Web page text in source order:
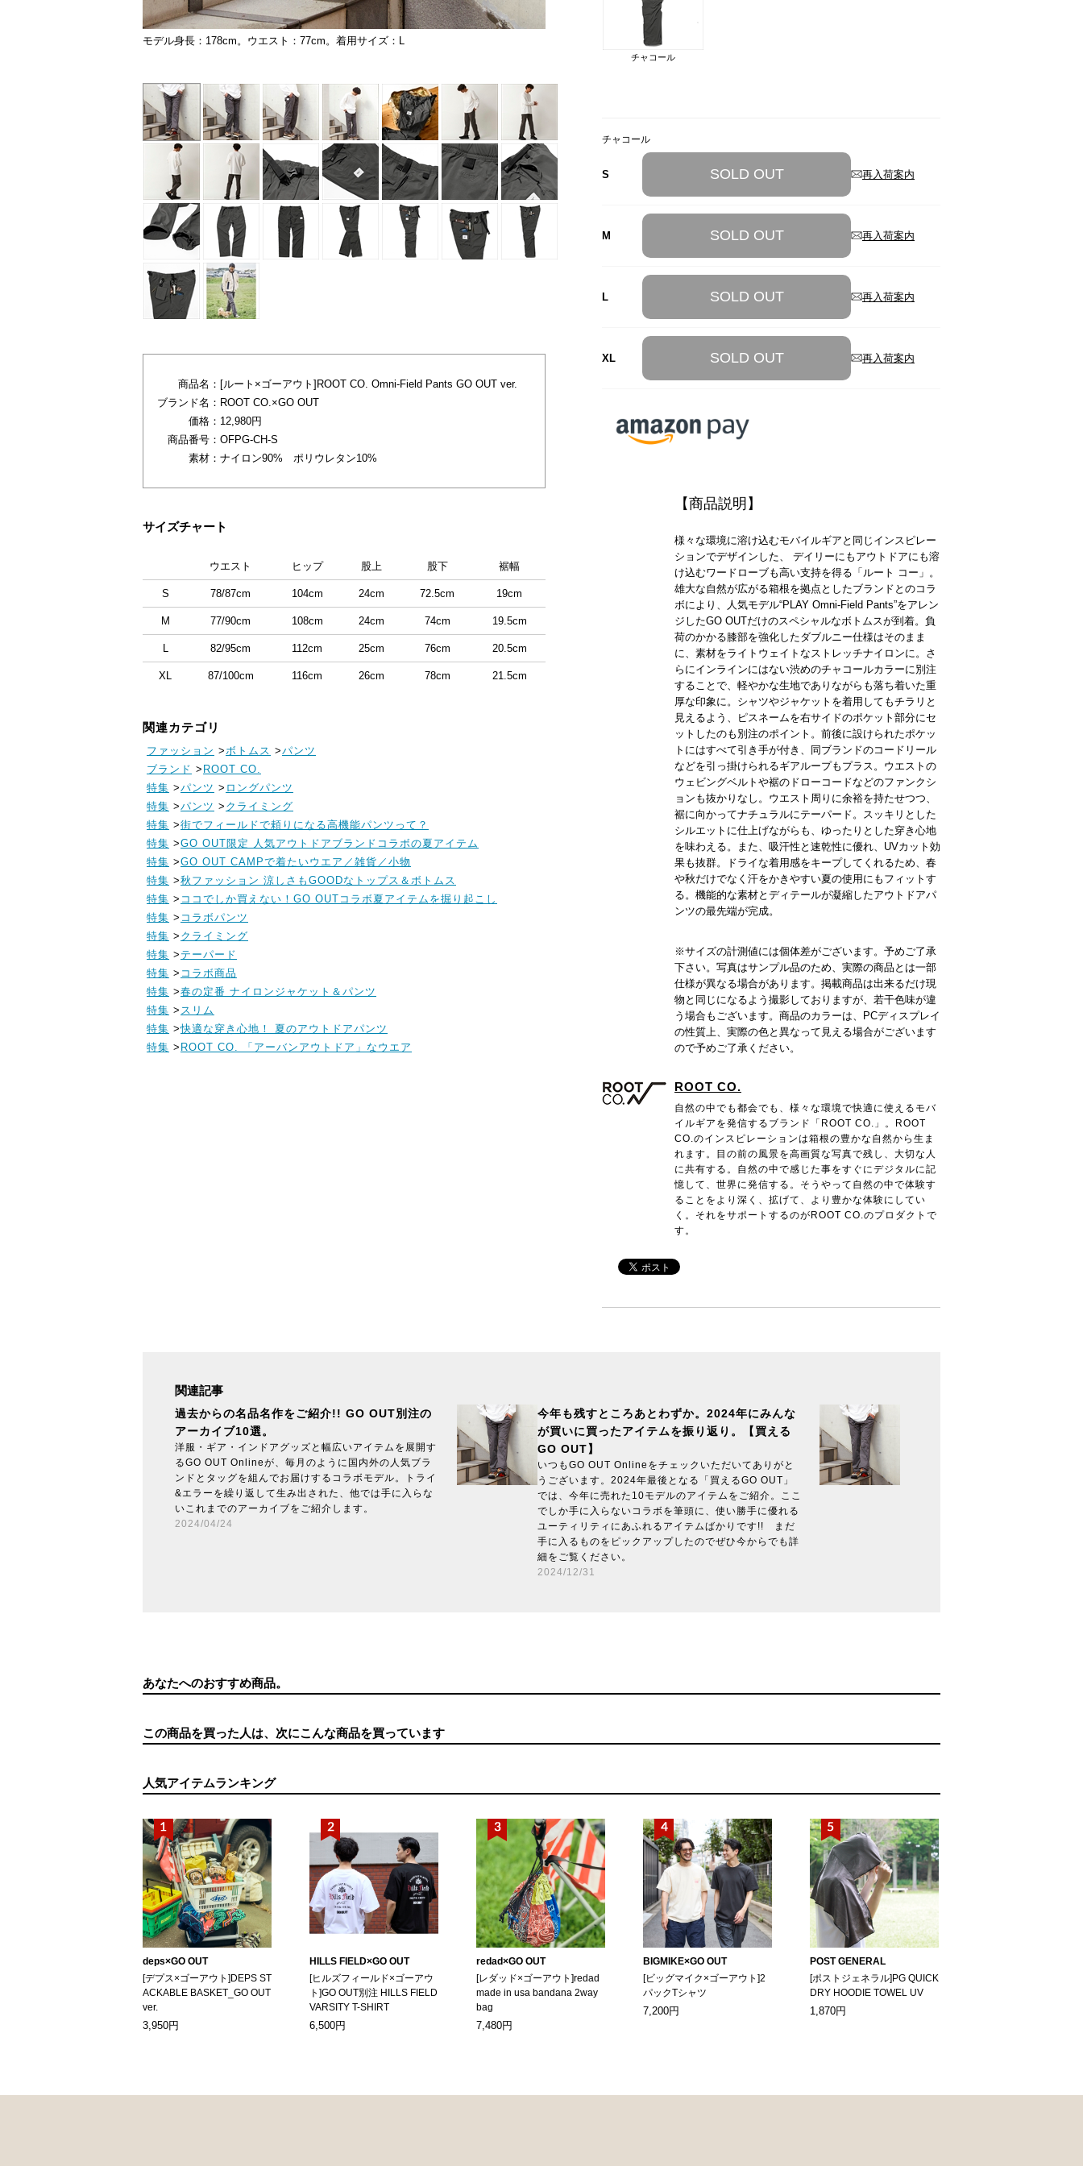
チャコール
チャコール
S SOLD OUT 再入荷案内
M SOLD OUT 再入荷案内
L SOLD OUT 再入荷案内
XL SOLD OUT 再入荷案内
【商品説明】
様々な環境に溶け込むモバイルギアと同じインスピレー
ションでデザインした、 デイリーにもアウトドアにも溶
け込むワードローブも高い支持を得る「ルート コー」。
雄大な自然が広がる箱根を拠点としたブランドとのコラ
ボにより、人気モデル“PLAY Omni-Field Pants”をアレン
ジしたGO OUTだけのスペシャルなボトムスが到着。負
荷のかかる膝部を強化したダブルニー仕様はそのまま
に、素材をライトウェイトなストレッチナイロンに。さ
らにインラインにはない渋めのチャコールカラーに別注
することで、軽やかな生地でありながらも落ち着いた重
厚な印象に。シャツやジャケットを着用してもチラリと
見えるよう、ピスネームを右サイドのポケット部分にセ
ットしたのも別注のポイント。前後に設けられたポケッ
トにはすべて引き手が付き、同ブランドのコードリール
などを引っ掛けられるギアループもプラス。ウエストの
ウェビングベルトや裾のドローコードなどのファンクシ
ョンも抜かりなし。ウエスト周りに余裕を持たせつつ、
裾に向かってナチュラルにテーパード。スッキリとした
シルエットに仕上げながらも、ゆったりとした穿き心地
を味わえる。また、吸汗性と速乾性に優れ、UVカット効
果も抜群。ドライな着用感をキープしてくれるため、春
や秋だけでなく汗をかきやすい夏の使用にもフィットす
る。機能的な素材とディテールが凝縮したアウトドアパ
ンツの最先端が完成。
※サイズの計測値には個体差がございます。予めご了承
下さい。写真はサンプル品のため、実際の商品とは一部
仕様が異なる場合があります。掲載商品は出来るだけ現
物と同じになるよう撮影しておりますが、若干色味が違
う場合もございます。商品のカラーは、PCディスプレイ
の性質上、実際の色と異なって見える場合がございます
ので予めご了承ください。
ROOT CO.
自然の中でも都会でも、様々な環境で快適に使えるモバ
イルギアを発信するブランド「ROOT CO.」。ROOT
CO.のインスピレーションは箱根の豊かな自然から生ま
れます。目の前の風景を高画質な写真で残し、大切な人
に共有する。自然の中で感じた事をすぐにデジタルに記
憶して、世界に発信する。そうやって自然の中で体験す
ることをより深く、拡げて、より豊かな体験にしてい
く。それをサポートするのがROOT CO.のプロダクトで
す。
モデル身長：178cm。ウエスト：77cm。着用サイズ：L モデル身長：178cm。ウエスト：77cm。着用サイズ：L
チャコール
商品名： [ルート×ゴーアウト]ROOT CO. Omni-Field Pants GO OUT ver.
ブランド名： ROOT CO.×GO OUT
価格： 12,980円
商品番号： OFPG-CH-S
素材： ナイロン90% ポリウレタン10%
サイズチャート
ウエスト ヒップ 股上 股下 裾幅
S 78/87cm 104cm 24cm 72.5cm 19cm
M 77/90cm 108cm 24cm 74cm 19.5cm
L 82/95cm 112cm 25cm 76cm 20.5cm
XL 87/100cm 116cm 26cm 78cm 21.5cm
関連カテゴリ
ファッション >ボトムス >パンツ
ブランド > ROOT CO.
特集 >パンツ > ロングパンツ
特集 >パンツ > クライミング
特集 >街でフィールドで頼りになる高機能パンツって？
特集 >GO OUT限定 人気アウトドアブランドコラボの夏アイテム
特集 >GO OUT CAMPで着たいウエア／雑貨／小物
特集 >秋ファッション 涼しさもGOODなトップス＆ボトムス
特集 > ココでしか買えない！GO OUTコラボ夏アイテムを掘り起こし
特集 > コラボパンツ
特集 > クライミング
特集 > テーパード
特集 > コラボ商品
特集 >春の定番 ナイロンジャケット＆パンツ
特集 > スリム
特集 >快適な穿き心地！ 夏のアウトドアパンツ
特集 > ROOT CO. 「アーバンアウトドア」なウエア
関連記事
過去からの名品名作をご紹介!! GO OUT別注の
アーカイブ10選。
洋服・ギア・インドアグッズと幅広いアイテムを展開す
るGO OUT Onlineが、毎月のように国内外の人気ブラ
ンドとタッグを組んでお届けするコラボモデル。トライ
&エラーを繰り返して生み出された、他では手に入らな
いこれまでのアーカイブをご紹介します。
2024/04/24
今年も残すところあとわずか。2024年にみんな
が買いに買ったアイテムを振り返り。【買える
GO OUT】
いつもGO OUT Onlineをチェックいただいてありがと
うございます。2024年最後となる「買えるGO OUT」
では、今年に売れた10モデルのアイテムをご紹介。ここ
でしか手に入らないコラボを筆頭に、使い勝手に優れる
ユーティリティにあふれるアイテムばかりです!! まだ
手に入るものをピックアップしたのでぜひ今からでも詳
細をご覧ください。
2024/12/31
あなたへのおすすめ商品。
この商品を買った人は、次にこんな商品を買っています
人気アイテムランキング
deps×GO OUT
[デプス×ゴーアウト]DEPS ST
ACKABLE BASKET_GO OUT
ver.
3,950円
HILLS FIELD×GO OUT
[ヒルズフィールド×ゴーアウ
ト]GO OUT別注 HILLS FIELD
VARSITY T-SHIRT
6,500円
redad×GO OUT
[レダッド×ゴーアウト]redad
made in usa bandana 2way
bag
7,480円
BIGMIKE×GO OUT
[ビッグマイク×ゴーアウト]2
パックTシャツ
7,200円
POST GENERAL
[ポストジェネラル]PG QUICK
DRY HOODIE TOWEL UV
1,870円